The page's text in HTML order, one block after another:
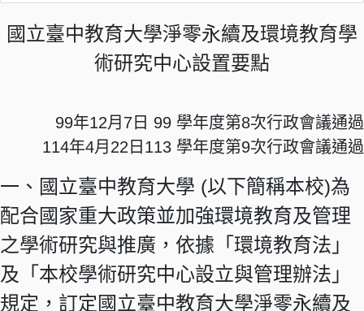
國立臺中教育大學淨零永續及環境教育學
術研究中心設置要點
99年12月7日 99 學年度第8次行政會議通過
114年4月22日113 學年度第9次行政會議通過
一、國立臺中教育大學 (以下簡稱本校)為
配合國家重大政策並加強環境教育及管理
之學術研究與推廣，依據「環境教育法」
及「本校學術研究中心設立與管理辦法」
規定，訂定國立臺中教育大學淨零永續及